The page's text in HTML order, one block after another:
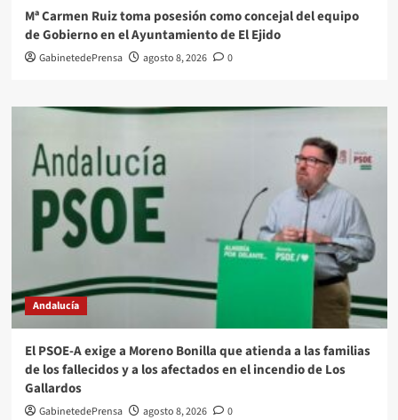
Mª Carmen Ruiz toma posesión como concejal del equipo
de Gobierno en el Ayuntamiento de El Ejido
GabinetedePrensa agosto 8, 2026 0
Andalucía
El PSOE-A exige a Moreno Bonilla que atienda a las familias
de los fallecidos y a los afectados en el incendio de Los
Gallardos
GabinetedePrensa agosto 8, 2026 0